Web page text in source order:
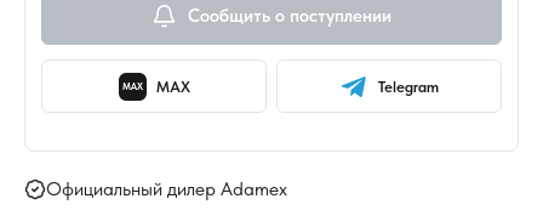
Сообщить о поступлении
MAX MAX Telegram
Официальный дилер Adamex